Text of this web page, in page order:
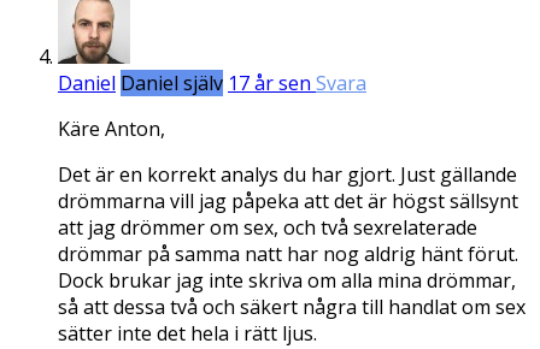
Daniel Daniel själv 17 år sen Svara
Käre Anton,
Det är en korrekt analys du har gjort. Just gällande
drömmarna vill jag påpeka att det är högst sällsynt
att jag drömmer om sex, och två sexrelaterade
drömmar på samma natt har nog aldrig hänt förut.
Dock brukar jag inte skriva om alla mina drömmar,
så att dessa två och säkert några till handlat om sex
sätter inte det hela i rätt ljus.